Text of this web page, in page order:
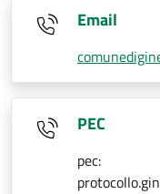
Email
PEC
pec: